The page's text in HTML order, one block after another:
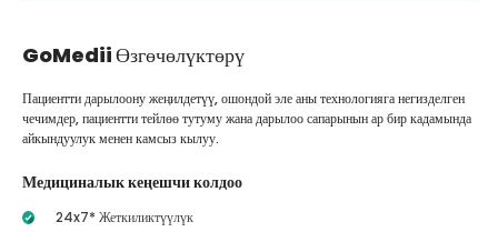
GoMediiӨзгөчөлүктөрү
Пациентти дарылоону жеңилдетүү, ошондой эле аны технологияга негизделген
чечимдер, пациентти тейлөө тутуму жана дарылоо сапарынын ар бир кадамында
айкындуулук менен камсыз кылуу.
Медициналык кеңешчи колдоо
24x7* Жеткиликтүүлүк